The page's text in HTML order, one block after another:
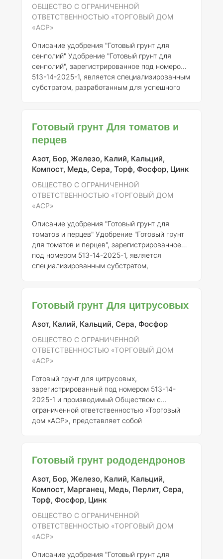
сбалансированную смесь органических и
минеральных компонентов, которая
способству
ОБЩЕСТВО С ОГРАНИЧЕННОЙ
ОТВЕТСТВЕННОСТЬЮ «ТОРГОВЫЙ ДОМ
«АСР»
Описание удобрения "Готовый грунт для
сенполий"Удобрение "Готовый грунт для
сенполий", зарегистрированное под номером
513-14-2025-1, является специализированным
субстратом, разработанным для успешного
ответственностью «Торговый дом «АСР» и
предназначен для использования как в
хозяйствах.Состав и концентрация элементов
Готовый грунт содержит сбалансированный
набор питательных веществ, обеспе
Готовый грунт Для томатов и
перцев
Азот, Бор, Железо, Калий, Кальций,
Компост, Медь, Сера, Торф, Фосфор, Цинк
ОБЩЕСТВО С ОГРАНИЧЕННОЙ
ОТВЕТСТВЕННОСТЬЮ «ТОРГОВЫЙ ДОМ
«АСР»
Описание удобрения "Готовый грунт для
томатов и перцев"Удобрение "Готовый грунт
для томатов и перцев", зарегистрированное
под номером 513-14-2025-1, является
специализированным субстратом,
Регистрантом данного продукта выступает
«Торговый дом «АСР», что подтверждает его
легальность и соответствие нормативным
требованиям.Применение в России
удобрение "Готовый грунт для томатов и перце
Готовый грунт Для цитрусовых
Азот, Калий, Кальций, Сера, Фосфор
ОБЩЕСТВО С ОГРАНИЧЕННОЙ
ОТВЕТСТВЕННОСТЬЮ «ТОРГОВЫЙ ДОМ
«АСР»
Готовый грунт для цитрусовых,
зарегистрированный под номером 513-14-
2025-1 и производимый Обществом с
ограниченной ответственностью «Торговый
дом «АСР», представляет собой
продукт формулируется с учетом
особенностей культур, что позволяет
обеспечить их максимальную
продуктивность. ### Описание Готовый грунт
для цитрусовых характеризуется
сбалансированным составом, который
способствует здоровому развитию корне
Готовый грунт рододендронов
Азот, Бор, Железо, Калий, Кальций,
Компост, Марганец, Медь, Перлит, Сера,
Торф, Фосфор, Цинк
ОБЩЕСТВО С ОГРАНИЧЕННОЙ
ОТВЕТСТВЕННОСТЬЮ «ТОРГОВЫЙ ДОМ
«АСР»
Описание удобрения "Готовый грунт для